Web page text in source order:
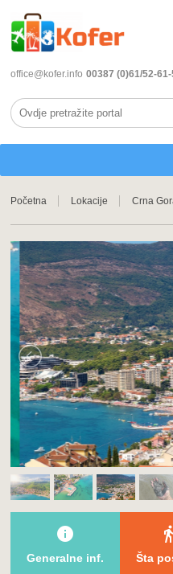
office@kofer.info 00387 (0)61/52-61-
Početna Lokacije Crna
info
Generalne inf. Šta